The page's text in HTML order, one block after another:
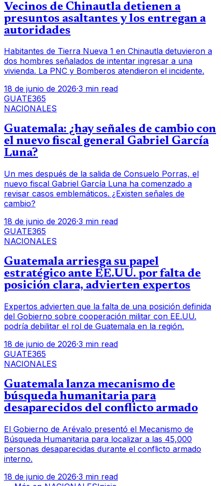
Vecinos de Chinautla detienen a
presuntos asaltantes y los entregan a
autoridades
Habitantes de Tierra Nueva 1 en Chinautla detuvieron a
dos hombres señalados de intentar ingresar a una
vivienda. La PNC y Bomberos atendieron el incidente.
18 de junio de 2026·3 min read
GUATE365
NACIONALES
Guatemala: ¿hay señales de cambio con
el nuevo fiscal general Gabriel García
Luna?
Un mes después de la salida de Consuelo Porras, el
nuevo fiscal Gabriel García Luna ha comenzado a
revisar casos emblemáticos. ¿Existen señales de
cambio?
18 de junio de 2026·3 min read
GUATE365
NACIONALES
Guatemala arriesga su papel
estratégico ante EE.UU. por falta de
posición clara, advierten expertos
Expertos advierten que la falta de una posición definida
del Gobierno sobre cooperación militar con EE.UU.
podría debilitar el rol de Guatemala en la región.
18 de junio de 2026·3 min read
GUATE365
NACIONALES
Guatemala lanza mecanismo de
búsqueda humanitaria para
desaparecidos del conflicto armado
El Gobierno de Arévalo presentó el Mecanismo de
Búsqueda Humanitaria para localizar a las 45,000
personas desaparecidas durante el conflicto armado
interno.
18 de junio de 2026·3 min read